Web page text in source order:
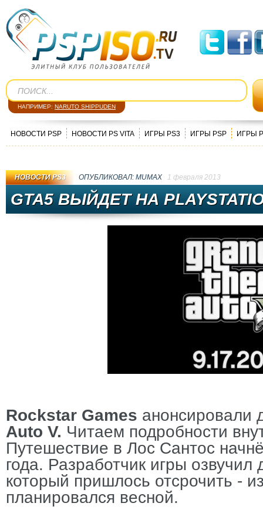
НАПРИМЕР: NARUTO SHIPPUDEN
НОВОСТИ PSP НОВОСТИ PS VITA ИГРЫ PS3 ИГРЫ PSP ИГРЫ
НОВОСТИ PS3 ОПУБЛИКОВАЛ: MUMAX 1 февраля 2013
GTA5 ВЫЙДЕТ НА
Rockstar Games анонсировали
Auto V. Читаем подробности
Путешествие в Лос Сантос
года. Разработчик игры
который пришлось отсрочить -
планировался весной.